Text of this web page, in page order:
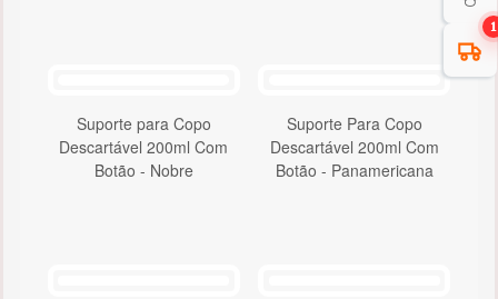
Suporte para Copo
Descartável 200ml Com
Botão - Nobre
Suporte Para Copo
Descartável 200ml Com
Botão - Panamericana
1